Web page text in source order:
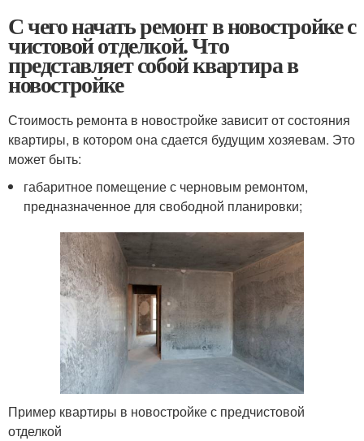
С чего начать ремонт в новостройке с
чистовой отделкой. Что
представляет собой квартира в
новостройке
Стоимость ремонта в новостройке зависит от состояния
квартиры, в котором она сдается будущим хозяевам. Это
может быть:
габаритное помещение с черновым ремонтом,
предназначенное для свободной планировки;
Пример квартиры в новостройке с предчистовой
отделкой